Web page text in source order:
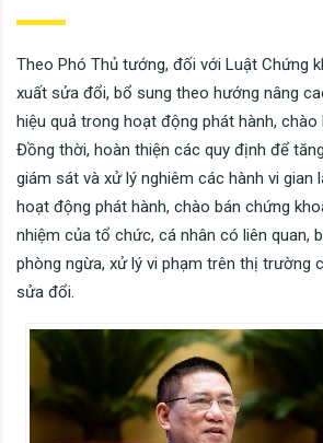
Theo Phó Thủ tướng, đối với Luật Chứng
xuất sửa đổi, bổ sung theo hướng nâng
hiệu quả trong hoạt động phát hành, chào
Đồng thời, hoàn thiện các quy định để
giám sát và xử lý nghiêm các hành vi gian
hoạt động phát hành, chào bán chứng
nhiệm của tổ chức, cá nhân có liên quan,
phòng ngừa, xử lý vi phạm trên thị trường
sửa đổi.